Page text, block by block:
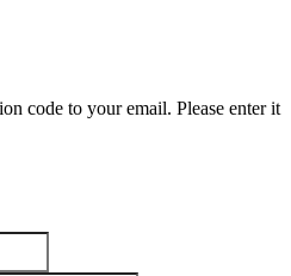
code to your email. Please enter it